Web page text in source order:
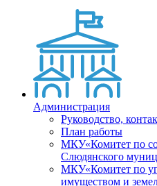
Администрация
Руководство,
План работы
МКУ«Комитет по
Слюдянского
МКУ«Комитет по
имуществом и